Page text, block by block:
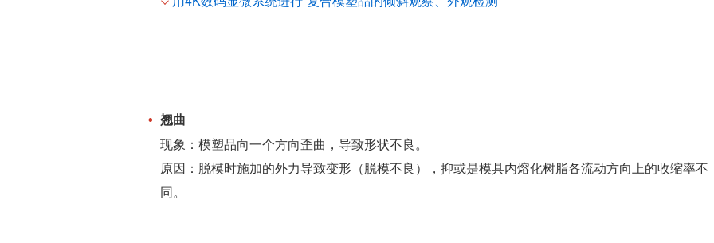
翘曲
现象：模塑品向一个方向歪曲，导致形状不良。
原因：脱模时施加的外力导致变形（脱模不良），抑或是模具内熔化树脂各流动方向上的收缩率不
同。